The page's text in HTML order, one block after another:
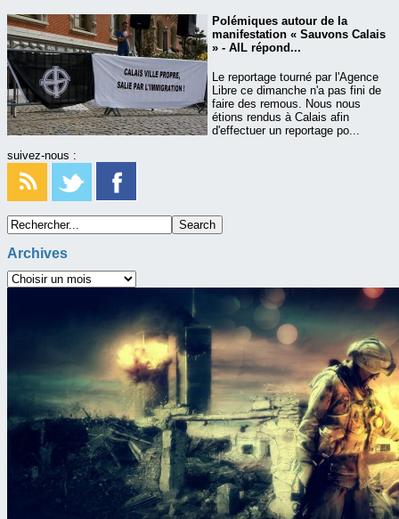
Polémiques autour de la
manifestation « Sauvons Calais
» - AIL répond...
Le reportage tourné par l'Agence
Libre ce dimanche n'a pas fini de
faire des remous. Nous nous
étions rendus à Calais afin
d'effectuer un reportage po...
suivez-nous :
Archives